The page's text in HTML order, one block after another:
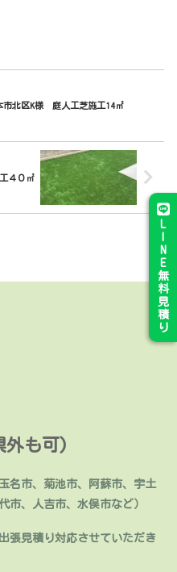
市北区K様 庭人工芝施工14㎡
４０㎡
L
N
E
無
料
見
積
り
外も可)
名市、菊池市、阿蘇市、宇土
市、人吉市、水俣市など）
張見積り対応させていただき